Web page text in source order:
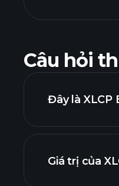
Câu hỏi
Đây là XLCP
Giá trị của